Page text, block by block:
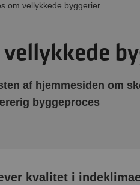
om vellykkede byggerier
af hjemmesiden om
byggeproces
kvalitet i